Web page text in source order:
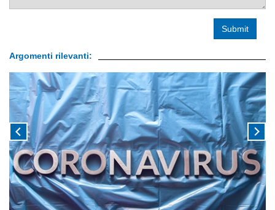
Argomenti rilevanti: